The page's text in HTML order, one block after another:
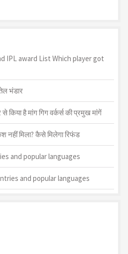
IPL award List Which player got
भंडार
किया है मांग गिग वर्कर्स की प्रमुख मांगें
मिला? कैसे मिलेगा रिफंड
and popular languages
and popular languages